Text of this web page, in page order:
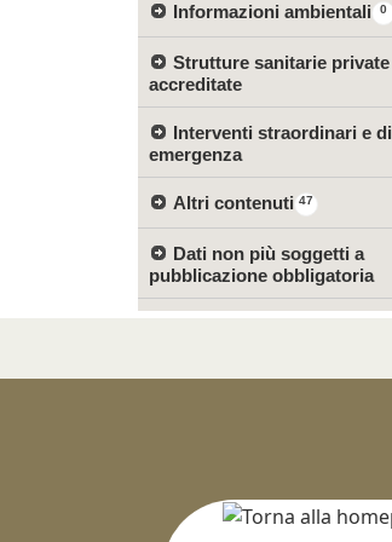
0
Informazioni ambientali
Strutture sanitarie private
accreditate
Interventi straordinari e di
emergenza
47
Altri contenuti
Dati non più soggetti a
pubblicazione obbligatoria